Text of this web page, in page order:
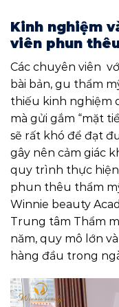
Kinh nghiệm
viên phun
Các chuyên viên
bài bản, gu thẩm
thiếu kinh nghiệm
mà gửi gắm “mặt
sẽ rất khó để đạt
gây nên cảm giác
quy trình thực
phun thêu thẩm
Winnie beauty
Trung tâm Thẩm
năm, quy mô lớn
hàng đầu trong